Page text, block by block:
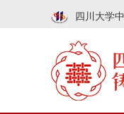
四川大学